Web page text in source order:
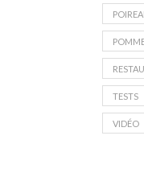
TESTS
VIDÉO